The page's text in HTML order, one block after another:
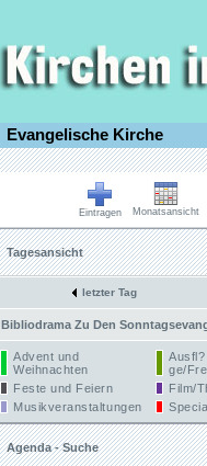
Evangelische Kirche
Eintragen Monatsansicht
Tagesansicht
letzter Tag
Bibliodrama Zu Den
Advent und
Weihnachten
Ausfl?
ge/
Feste und Feiern
Film/
Musikveranstaltungen
Agenda - Suche